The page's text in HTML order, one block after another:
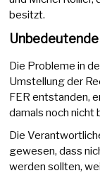
besitzt.
Die Probleme in
Umstellung der
FER entstanden,
damals noch nicht
Die
gewesen, dass
werden sollten,